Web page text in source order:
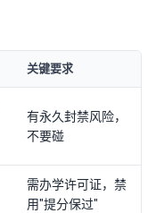
关键要求
有永久封禁风险，
不要碰
需办学许可证，禁
用"提分保过"